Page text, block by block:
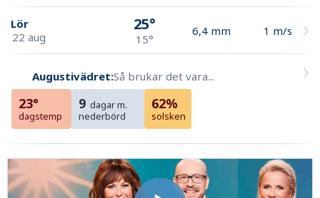
Lör
22 aug
25°
15°
6,4 mm 1 m/s
Augustivädret:Så brukar det vara...
23°
dagstemp
9 dagar m.
nederbörd
62%
solsken